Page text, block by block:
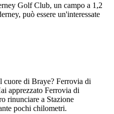
Golf Club, un campo a 1,2
può essere un'interessate
cuore di Braye? Ferrovia di
apprezzato Ferrovia di
rinunciare a Stazione
pochi chilometri.